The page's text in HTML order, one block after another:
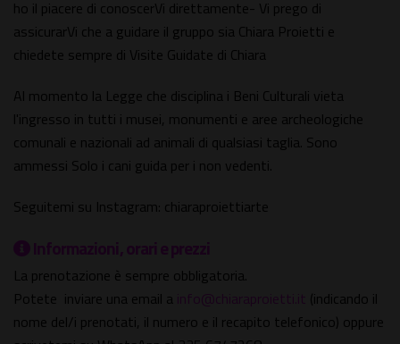
ho il piacere di conoscerVi direttamente- Vi prego di
assicurarVi che a guidare il gruppo sia Chiara Proietti e
chiedete sempre di Visite Guidate di Chiara
Al momento la Legge che disciplina i Beni Culturali vieta
l'ingresso in tutti i musei, monumenti e aree archeologiche
comunali e nazionali ad animali di qualsiasi taglia. Sono
ammessi Solo i cani guida per i non vedenti.
Seguitemi su Instagram: chiaraproiettiarte
Informazioni, orari e prezzi
La prenotazione è sempre obbligatoria.
Potete inviare una email a info@chiaraproietti.it (indicando il
nome del/i prenotati, il numero e il recapito telefonico) oppure